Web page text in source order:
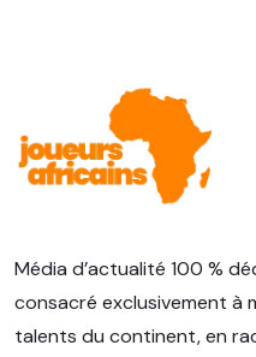
Média d’actualité 100 %
consacré exclusivement à
talents du continent, en